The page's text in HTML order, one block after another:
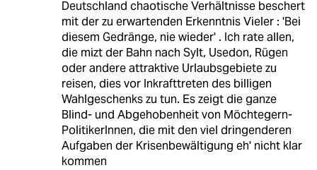
Deutschland chaotische Verhältnisse beschert
mit der zu erwartenden Erkenntnis Vieler : 'Bei
diesem Gedränge, nie wieder' . Ich rate allen,
die mizt der Bahn nach Sylt, Usedon, Rügen
oder andere attraktive Urlaubsgebiete zu
reisen, dies vor Inkrafttreten des billigen
Wahlgeschenks zu tun. Es zeigt die ganze
Blind- und Abgehobenheit von Möchtegern-
PolitikerInnen, die mit den viel dringenderen
Aufgaben der Krisenbewältigung eh' nicht klar
kommen